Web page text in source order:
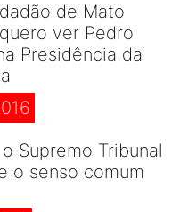
de Mato
ver Pedro
Presidência da
Supremo Tribunal
o senso comum